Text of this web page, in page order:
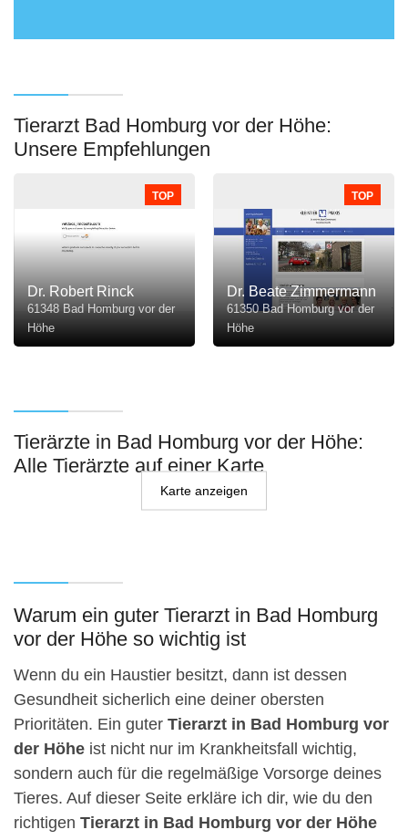
Tierarzt Bad Homburg vor der Höhe:
Unsere Empfehlungen
TOP
Dr. Robert Rinck
61348 Bad Homburg vor der
Höhe
TOP
Dr. Beate Zimmermann
61350 Bad Homburg vor der
Höhe
Tierärzte in Bad Homburg vor der Höhe:
Alle Tierärzte auf einer Karte
Karte anzeigen
Warum ein guter Tierarzt in Bad Homburg
vor der Höhe so wichtig ist
Wenn du ein Haustier besitzt, dann ist dessen
Gesundheit sicherlich eine deiner obersten
Prioritäten. Ein guter Tierarzt in Bad Homburg vor
der Höhe ist nicht nur im Krankheitsfall wichtig,
sondern auch für die regelmäßige Vorsorge deines
Tieres. Auf dieser Seite erkläre ich dir, wie du den
richtigen Tierarzt in Bad Homburg vor der Höhe